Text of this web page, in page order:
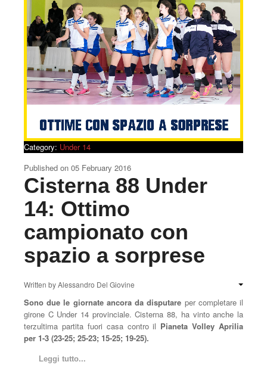
Category: Under 14
Published on 05 February 2016
Cisterna 88 Under
14: Ottimo
campionato con
spazio a sorprese
Written byAlessandro Del Giovine
Sono due le giornate ancora da disputare per completare il
girone C Under 14 provinciale. Cisterna 88, ha vinto anche la
terzultima partita fuori casa contro il Pianeta Volley Aprilia
per 1-3 (23-25; 25-23; 15-25; 19-25).
Leggi tutto...